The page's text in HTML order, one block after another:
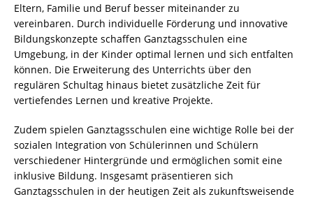
Eltern, Familie und Beruf besser miteinander zu
vereinbaren. Durch individuelle Förderung und innovative
Bildungskonzepte schaffen Ganztagsschulen eine
Umgebung, in der Kinder optimal lernen und sich entfalten
können. Die Erweiterung des Unterrichts über den
regulären Schultag hinaus bietet zusätzliche Zeit für
vertiefendes Lernen und kreative Projekte.
Zudem spielen Ganztagsschulen eine wichtige Rolle bei der
sozialen Integration von Schülerinnen und Schülern
verschiedener Hintergründe und ermöglichen somit eine
inklusive Bildung. Insgesamt präsentieren sich
Ganztagsschulen in der heutigen Zeit als zukunftsweisende